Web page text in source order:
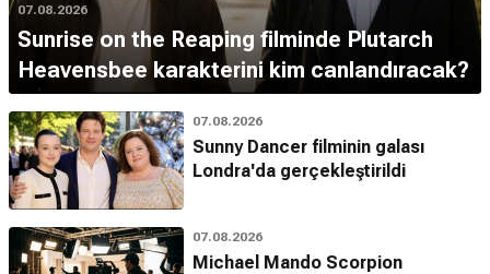
07.08.2026
Sunrise on the Reaping filminde Plutarch
Heavensbee karakterini kim canlandıracak?
07.08.2026
Sunny Dancer filminin galası
Londra'da gerçekleştirildi
07.08.2026
Michael Mando Scorpion